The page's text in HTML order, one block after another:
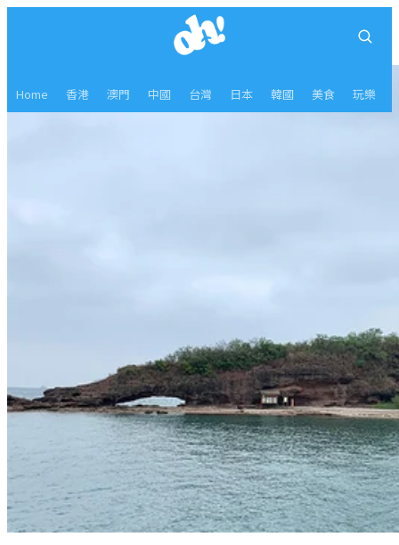
Home 香港 澳門 中國 台灣 日本 韓國 美食 玩樂